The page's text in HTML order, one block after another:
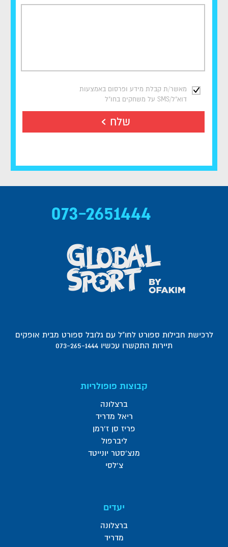
מאשר/ת קבלת מידע ופרסום באמצעות
דוא"ל/SMS על משחקים בחו"ל
שלח
073-2651444
לרכישת חבילות ספורט לחו"ל עם גלובל ספורט מבית אופקים
תיירות התקשרו עכשיו 073-265-1444
קבוצות פופולריות
ברצלונה
ריאל מדריד
פריז סן ז'רמן
ליברפול
מנצ'סטר יונייטד
צ'לסי
יעדים
ברצלונה
מדריד